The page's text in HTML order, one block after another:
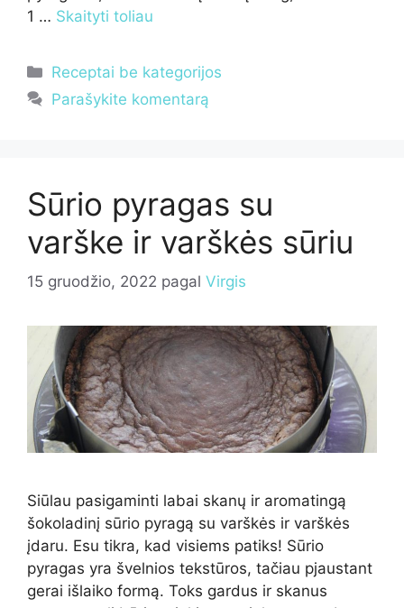
1 … Skaityti toliau
Kategorijos
Receptai be kategorijos
Parašykite komentarą
Sūrio pyragas su
varške ir varškės sūriu
15 gruodžio, 2022 pagal Virgis
Siūlau pasigaminti labai skanų ir aromatingą
šokoladinį sūrio pyragą su varškės ir varškės
įdaru. Esu tikra, kad visiems patiks! Sūrio
pyragas yra švelnios tekstūros, tačiau pjaustant
gerai išlaiko formą. Toks gardus ir skanus